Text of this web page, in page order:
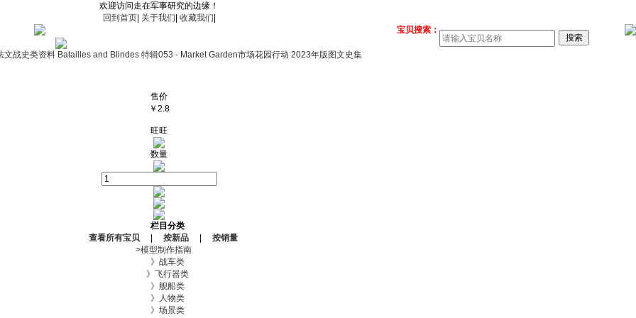
欢迎访问走在军事研究的边缘！
回到首页| 关于我们 收藏我们
宝贝搜索：
文战史类资料 Batailles and Blindes 特辑053 - Market Garden市场花园行动 2023年版图文史集
售价
￥ 2.8
旺旺
数量
栏目分类
查看所有宝贝
按新品
按销量
>模型制作指南
》战车类
》飞行器类
》舰船类
》人物类
》场景类